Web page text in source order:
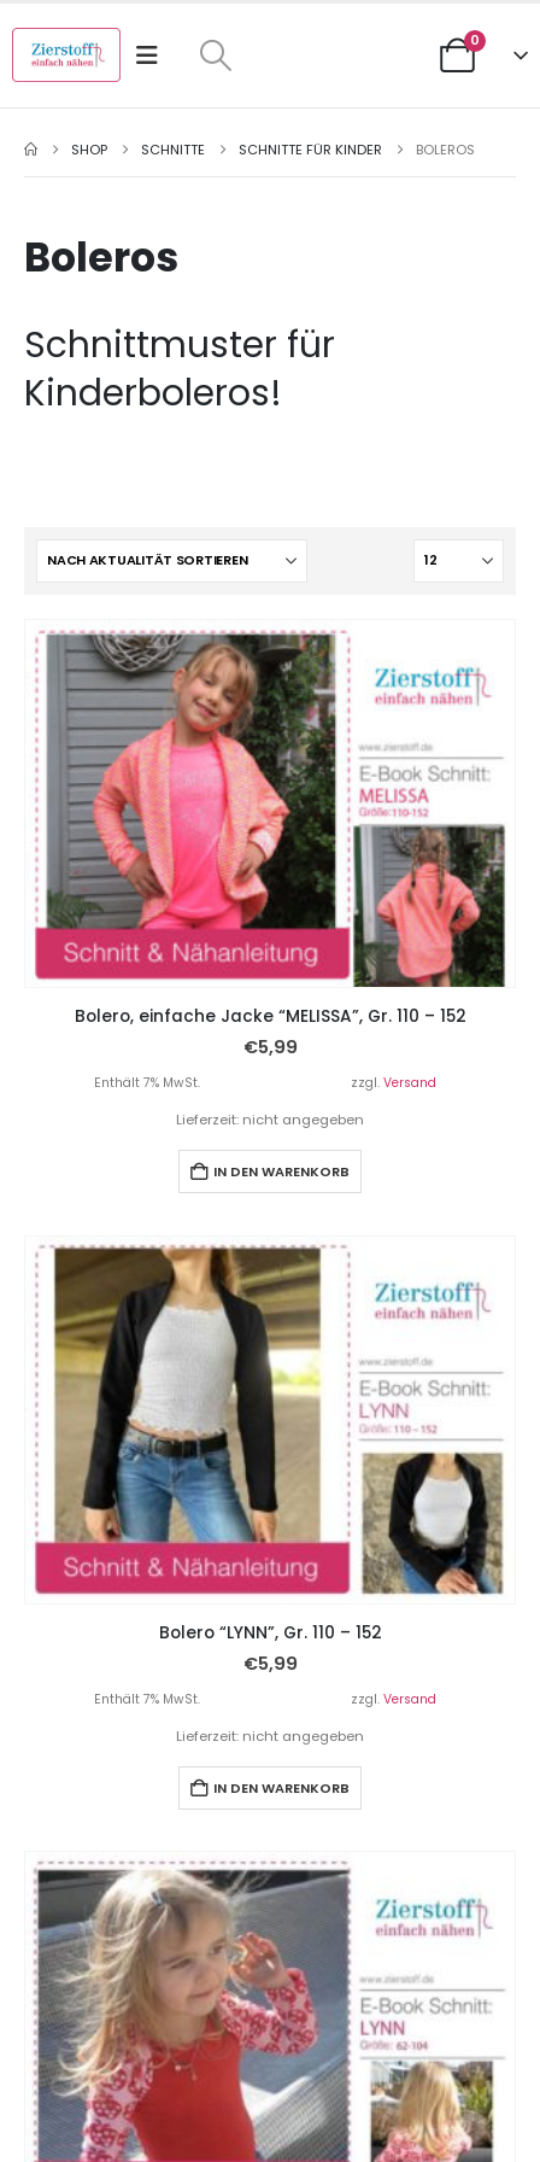
0
SHOP SCHNITTE SCHNITTE FÜR KINDER BOLEROS
Boleros
Schnittmuster für
Kinderboleros!
Bolero, einfache Jacke “MELISSA”, Gr. 110 – 152
€5,99
Enthält 7% MwSt. zzgl. Versand
Lieferzeit: nicht angegeben
IN DEN WARENKORB
Bolero “LYNN”, Gr. 110 – 152
€5,99
Enthält 7% MwSt. zzgl. Versand
Lieferzeit: nicht angegeben
IN DEN WARENKORB